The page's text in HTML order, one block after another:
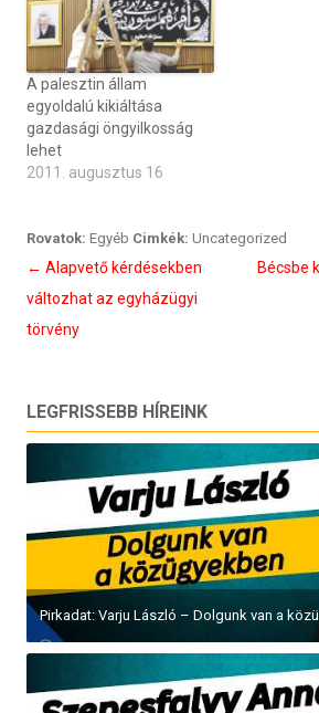
A palesztin állam
egyoldalú kikiáltása
gazdasági öngyilkosság
lehet
2011. augusztus 16
Rovatok: Egyéb Cimkék: Uncategorized
Bejegyzés
navigáció
← Alapvető kérdésekben
változhat az egyházügyi
törvény
Bécsbe
LEGFRISSEBB HÍREINK
Pirkadat: Varju László – Dolgunk van a